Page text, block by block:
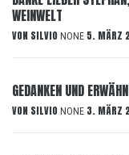
WEINWELT
VON SILVIO NONE 5. MÄRZ
GEDANKEN UND
VON SILVIO NONE 3. MÄRZ